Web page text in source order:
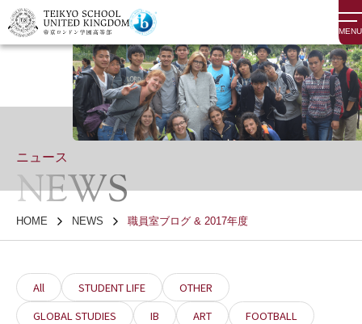
MENU
ニュース
NEWS
HOME NEWS 職員室ブログ & 2017年度
All STUDENT LIFE
OTHER
GLOBAL STUDIES
IB ART FOOTBALL